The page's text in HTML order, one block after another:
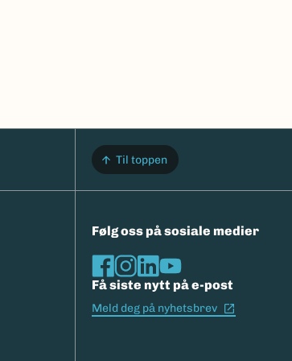
Til toppen
Følg oss på sosiale medier
Få siste nytt på e-post
Meld deg på nyhetsbrev